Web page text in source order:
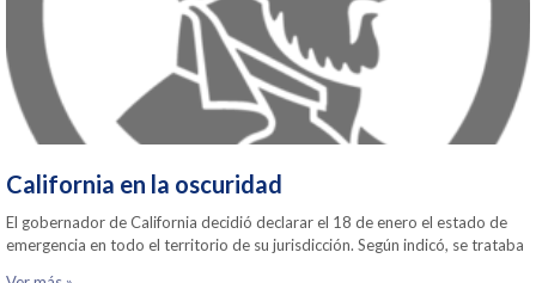
California en la oscuridad
El gobernador de California decidió declarar el 18 de enero el estado de
emergencia en todo el territorio de su jurisdicción. Según indicó, se trataba